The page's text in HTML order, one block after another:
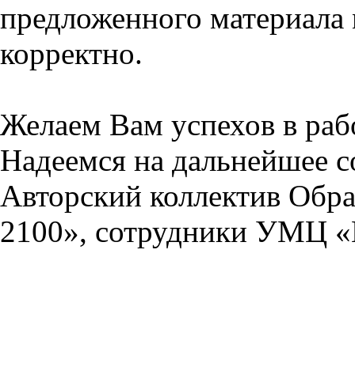
предложенного
корректно.
Желаем Вам успехов в
Надеемся на дальнейшее
Авторский коллектив
2100», сотрудники УМЦ